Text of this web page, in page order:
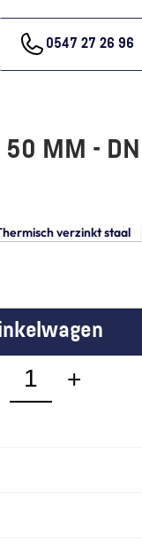
0547 27 26 96
50 MM -
verzinkt staal
+